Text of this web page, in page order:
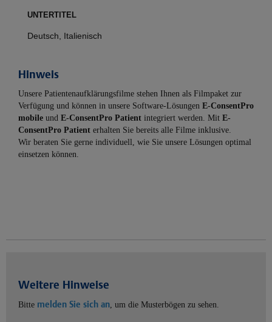
UNTERTITEL
Deutsch, Italienisch
Hinweis
Unsere Patientenaufklärungsfilme stehen Ihnen als Filmpaket zur
Verfügung und können in unsere Software-Lösungen E-ConsentPro
mobile und E-ConsentPro Patient integriert werden. Mit E-
ConsentPro Patient erhalten Sie bereits alle Filme inklusive.
Wir beraten Sie gerne individuell, wie Sie unsere Lösungen optimal
einsetzen können.
Weitere Hinweise
Bitte melden Sie sich an , um die Musterbögen zu sehen.